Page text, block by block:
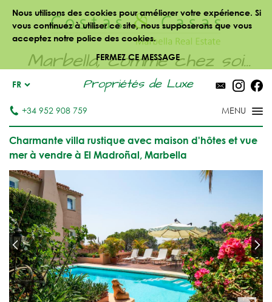
Nous utilisons des cookies pour améliorer votre expérience. Si
vous continuez à utiliser ce site, nous supposerons que vous
acceptez notre police des cookies.
FERMEZ CE MESSAGE
Marbella, comme chez soi...
Propriétés de Luxe
FR
+34 952 908 759
Charmante villa rustique avec maison d'hôtes et vue
mer à vendre à El Madroñal, Marbella